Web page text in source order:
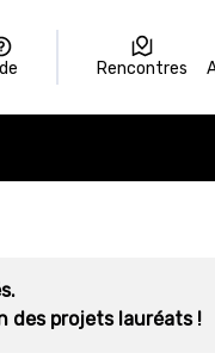
Rencontres
des projets lauréats !